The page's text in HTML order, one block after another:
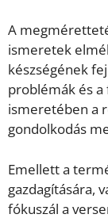
A
ismeretek
készségének
problémák és a
ismeretében a
gondolkodás
Emellett a
gazdagítására,
fókuszál a